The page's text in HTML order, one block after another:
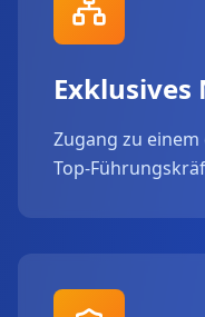
Zugang zu
Top-